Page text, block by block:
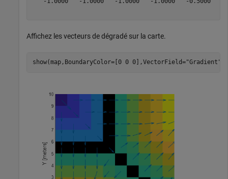
Affichez les vecteurs de dégradé sur la carte.
show(map,BoundaryColor=[0 0 0],VectorField="Gradient"